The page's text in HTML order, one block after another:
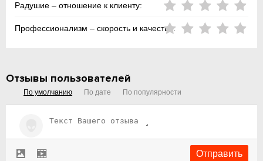
Радушие – отношение к клиенту:
Профессионализм – скорость и качество:
Отзывы пользователей
По умолчанию По дате По популярности